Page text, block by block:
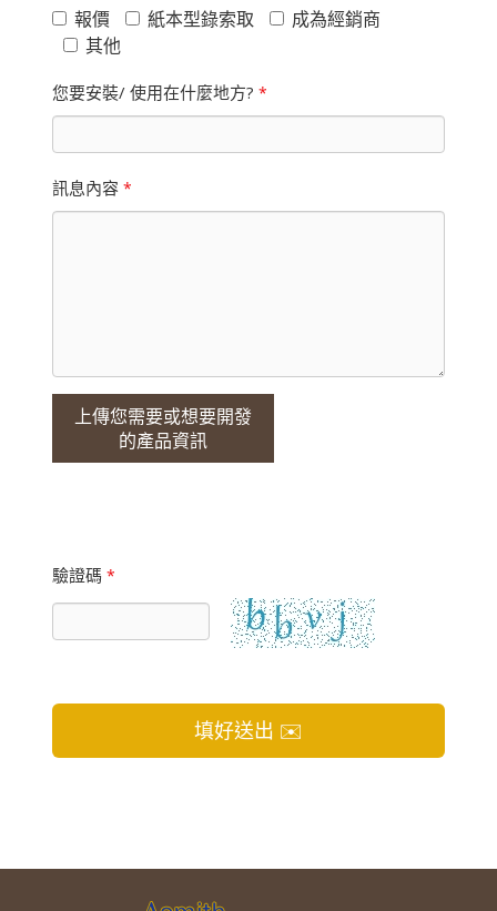
報價 紙本型錄索取
成為經銷商
其他
您要安裝/ 使用在什麼地方? *
訊息內容 *
上傳您需要或想要開發
的產品資訊
驗證碼 *
填好送出 ✉️